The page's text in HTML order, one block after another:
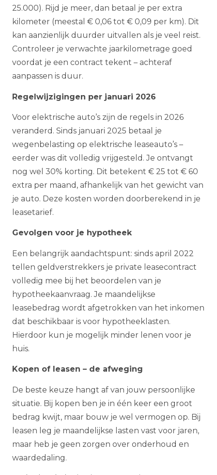
25.000). Rijd je meer, dan betaal je per extra
kilometer (meestal € 0,06 tot € 0,09 per km). Dit
kan aanzienlijk duurder uitvallen als je veel reist.
Controleer je verwachte jaarkilometrage goed
voordat je een contract tekent – achteraf
aanpassen is duur.
Regelwijzigingen per januari 2026
Voor elektrische auto’s zijn de regels in 2026
veranderd. Sinds januari 2025 betaal je
wegenbelasting op elektrische leaseauto’s –
eerder was dit volledig vrijgesteld. Je ontvangt
nog wel 30% korting. Dit betekent € 25 tot € 60
extra per maand, afhankelijk van het gewicht van
je auto. Deze kosten worden doorberekend in je
leasetarief.
Gevolgen voor je hypotheek
Een belangrijk aandachtspunt: sinds april 2022
tellen geldverstrekkers je private leasecontract
volledig mee bij het beoordelen van je
hypotheekaanvraag. Je maandelijkse
leasebedrag wordt afgetrokken van het inkomen
dat beschikbaar is voor hypotheeklasten.
Hierdoor kun je mogelijk minder lenen voor je
huis.
Kopen of leasen – de afweging
De beste keuze hangt af van jouw persoonlijke
situatie. Bij kopen ben je in één keer een groot
bedrag kwijt, maar bouw je wel vermogen op. Bij
leasen leg je maandelijkse lasten vast voor jaren,
maar heb je geen zorgen over onderhoud en
waardedaling.